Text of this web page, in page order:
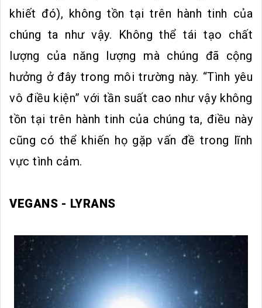
khiết đó), không tồn tại trên hành tinh của
chúng ta như vậy. Không thể tái tạo chất
lượng của năng lượng mà chúng đã cộng
hưởng ở đây trong môi trường này. “Tình yêu
vô điều kiện” với tần suất cao như vậy không
tồn tại trên hành tinh của chúng ta, điều này
cũng có thể khiến họ gặp vấn đề trong lĩnh
vực tình cảm.
VEGANS - LYRANS